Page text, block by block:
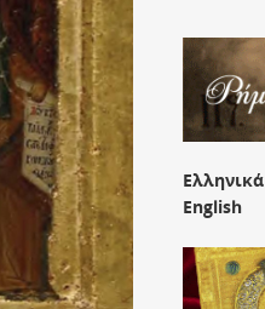
Ελληνικά
English